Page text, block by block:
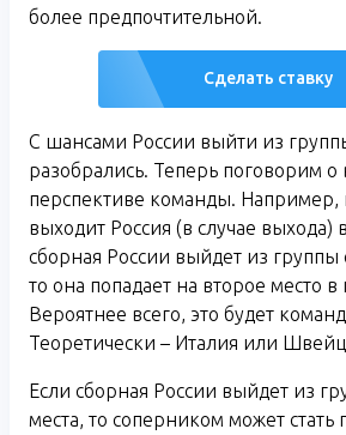
более предпочтительной.
Сделать ставку
С шансами России выйти из
разобрались. Теперь поговорим
перспективе команды. Например,
выходит Россия (в случае
сборная России выйдет из группы
то она попадает на второе место в
Вероятнее всего, это будет
Теоретически – Италия или
Если сборная России выйдет из
места, то соперником может стать